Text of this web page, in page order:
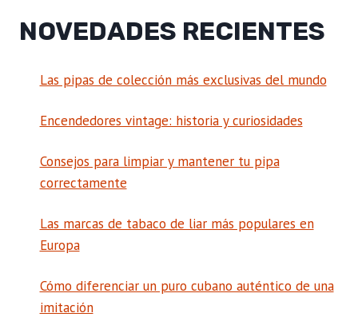
NOVEDADES RECIENTES
Las pipas de colección más exclusivas del mundo
Encendedores vintage: historia y curiosidades
Consejos para limpiar y mantener tu pipa
correctamente
Las marcas de tabaco de liar más populares en
Europa
Cómo diferenciar un puro cubano auténtico de una
imitación